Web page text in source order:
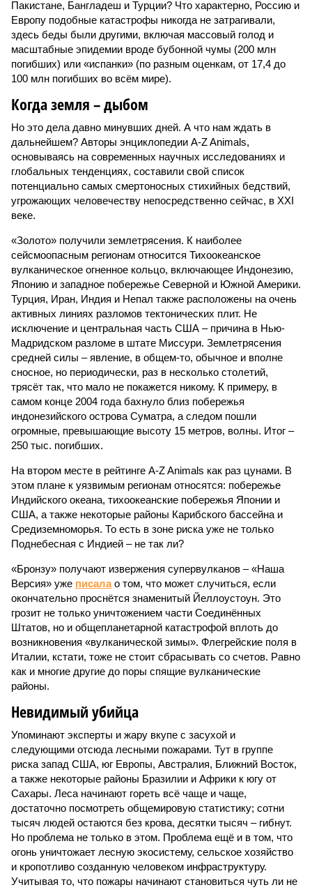
потенциально самых смертоносных стихийных бедствий,
угрожающих человечеству непосредственно сейчас, в XXI
веке.
«Золото» получили землетрясения. К наиболее
сейсмоопасным регионам относится Тихоокеанское
Японию и западное побережье Северной и Южной Америки.
активных линиях разломов тектонических плит. Не
исключение и центральная часть США – причина в Нью-
Мадридском разломе в штате Миссури. Землетрясения
средней силы – явление, в общем-то, обычное и вполне
сносное, но периодически, раз в несколько столетий,
трясёт так, что мало не покажется никому. К примеру, в
самом конце 2004 года бахнуло близ побережья
индонезийского острова Суматра, а следом пошли
огромные, превышающие высоту 15 метров, волны. Итог –
250 тыс. погибших.
На втором месте в рейтинге A-Z Animals как раз цунами. В
этом плане к уязвимым регионам относятся: побережье
Индийского океана, тихо­океанские побережья Японии и
США, а также некоторые районы Карибского бассейна и
Средиземноморья. То есть в зоне риска уже не только
Поднебесная с Индией – не так ли?
«Бронзу» получают извержения супервулканов – «Наша
Версия» уже писалао том, что может случиться, если
окончательно проснётся знаменитый Йеллоустоун. Это
грозит не только уничтожением части Соединённых
Штатов, но и общепланетарной катастрофой вплоть до
Италии, кстати, тоже не стоит сбрасывать со счетов. Равно
как и многие другие до поры спящие вулканические
районы.
Невидимый убийца
следующими отсюда лесными пожарами. Тут в группе
риска запад США, юг Европы, Австралия, Ближний Восток,
а также некоторые районы Бразилии и Африки к югу от
Сахары. Леса начинают гореть всё чаще и чаще,
достаточно посмотреть общемировую статистику; сотни
тысяч людей остаются без крова, десятки тысяч – гибнут.
Но проблема не только в этом. Проблема ещё и в том, что
огонь уничтожает лесную экосистему, сельское хозяйство
и кропотливо созданную человеком инфраструктуру.
ежегодной реальностью на фоне глобального потепления,
год за годом их будет всё больше, и здесь уже среди
прочего в большой опасности Европа. Небывалая жара,
зафиксированная в этом и прошлом годах в Италии и во
Франции, тому лучшее подтверждение.
Есть в перечне A-Z Animals и экзотика, впрочем, не менее
смертоносная. Это, в частности, «лимнические
извержения», о которых мало кто слышал. Речь идёт о
явлениях, когда большое количество углекислого газа
внезапно вырывается из глубин озёр, образуя невидимое
удушающее газовое облако, которое безжалостно убивает
людей и животных. Катастрофа на озере Ньос в Камеруне